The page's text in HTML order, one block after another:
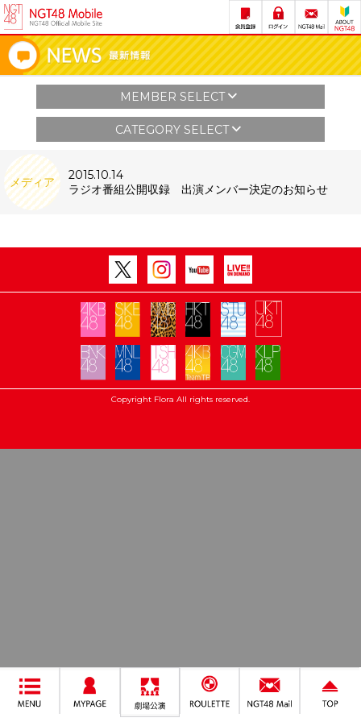
MEMBER SELECT
CATEGORY SELECT
メディア
2015.10.14
ラジオ番組公開収録 出演メンバー決定のお知らせ
Copyright Flora All rights reserved.